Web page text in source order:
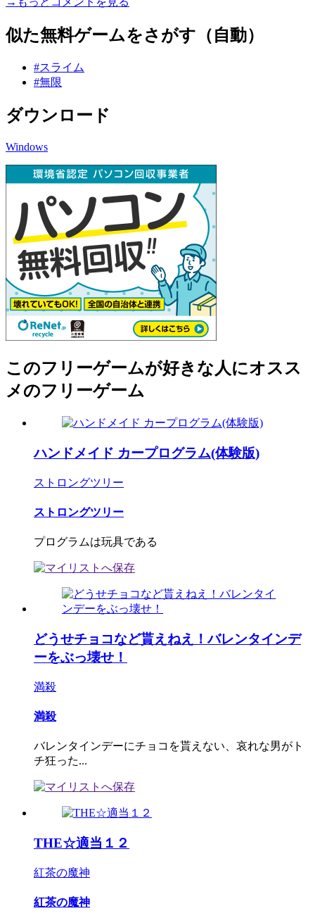
似た無料ゲームをさがす（自動）
#スライム
#無限
ダウンロード
Windows
このフリーゲームが好きな人にオスス
メのフリーゲーム
ハンドメイド カープログラム(体験版)
ストロングツリー
ストロングツリー
プログラムは玩具である
どうせチョコなど貰えねえ！バレンタインデ
ーをぶっ壊せ！
満殺
満殺
バレンタインデーにチョコを貰えない、哀れな男がト
チ狂った...
THE☆適当１２
紅茶の魔神
紅茶の魔神